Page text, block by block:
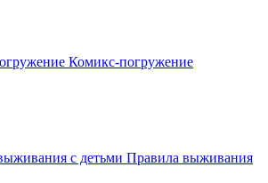
Комикс-погружение
Правила выживания